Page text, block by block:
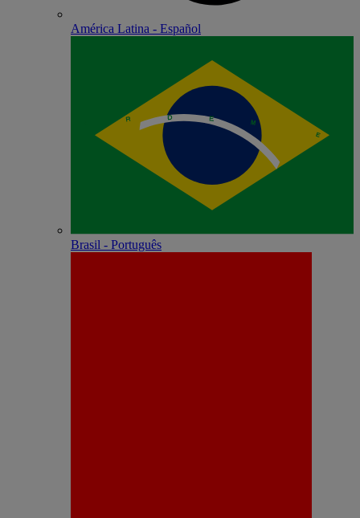
América Latina - Español
Brasil - Português